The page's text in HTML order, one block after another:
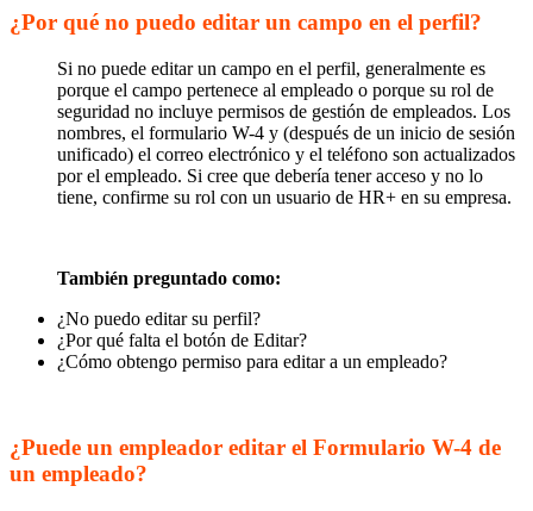
¿Por qué no puedo editar un campo en el perfil?
Si no puede editar un campo en el perfil, generalmente es
porque el campo pertenece al empleado o porque su rol de
seguridad no incluye permisos de gestión de empleados. Los
nombres, el formulario W-4 y (después de un inicio de sesión
unificado) el correo electrónico y el teléfono son actualizados
por el empleado. Si cree que debería tener acceso y no lo
tiene, confirme su rol con un usuario de HR+ en su empresa.
También preguntado como:
¿No puedo editar su perfil?
¿Por qué falta el botón de Editar?
¿Cómo obtengo permiso para editar a un empleado?
¿Puede un empleador editar el Formulario W-4 de
un empleado?